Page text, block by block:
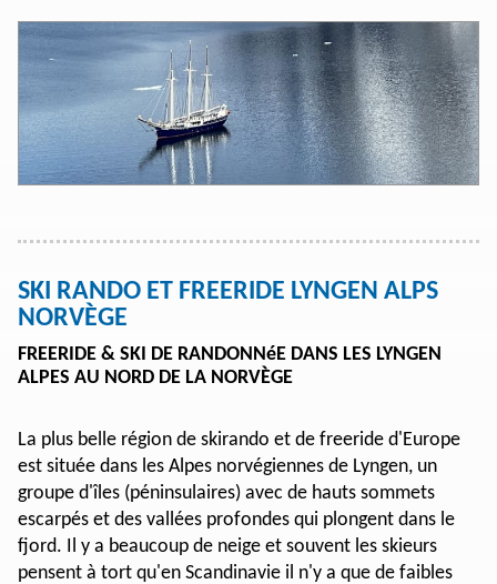
SKI RANDO ET FREERIDE LYNGEN ALPS
NORVÈGE
FREERIDE & SKI DE RANDONNéE DANS LES LYNGEN
ALPES AU NORD DE LA NORVÈGE
La plus belle région de skirando et de freeride d'Europe
est située dans les Alpes norvégiennes de Lyngen, un
groupe d'îles (péninsulaires) avec de hauts sommets
escarpés et des vallées profondes qui plongent dans le
fjord. Il y a beaucoup de neige et souvent les skieurs
pensent à tort qu'en Scandinavie il n'y a que de faibles